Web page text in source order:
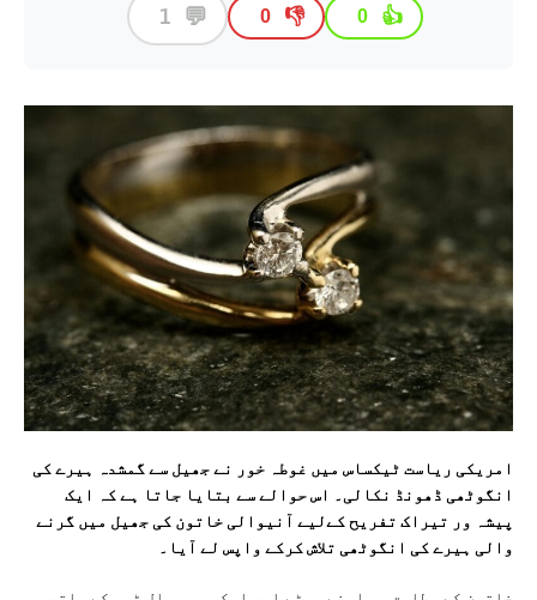
👍
0
👎
0
💬
1
امریکی ریاست ٹیکساس میں غوطہ خور نے جھیل سے گمشدہ ہیرے کی
انگوٹھی ڈھونڈ نکالی۔ اس حوالے سے بتایا جاتا ہے کہ ایک
پیشہ ور تیراک تفریح کےلیے آنیوالی خاتون کی جھیل میں گرنے
والی ہیرے کی انگوٹھی تلاش کرکے واپس لے آیا۔